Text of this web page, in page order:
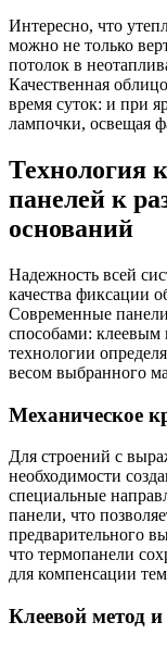
Интересно, что
можно не только
потолок в
Качественная
время суток: и при
лампочки, освещая
Технология
панелей к
оснований
Надежность всей
качества фиксации
Современные
способами:
технологии
весом выбранного
Механическое
Для строений с
необходимости
специальные
панели, что
предварительного
что термопанели
для компенсации
Клеевой метод